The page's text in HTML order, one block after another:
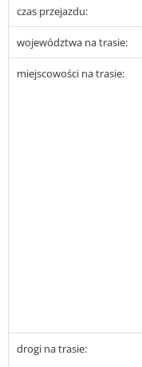
czas przejazdu:
województwa na trasie:
miejscowości na trasie:
drogi na trasie: